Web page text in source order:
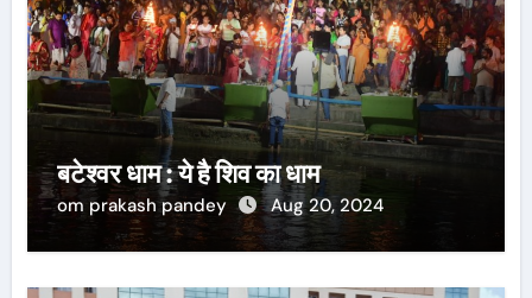
बटेश्वर धाम : ये है शिव का धाम
om prakash pandey Aug 20, 2024